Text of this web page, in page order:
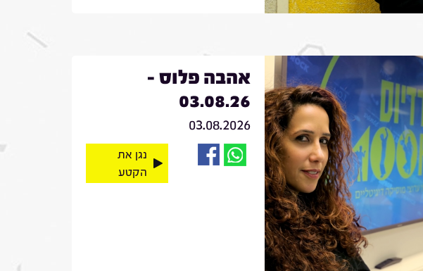
אהבה פלוס -
03.08.26
03.08.2026
נגן את
הקטע